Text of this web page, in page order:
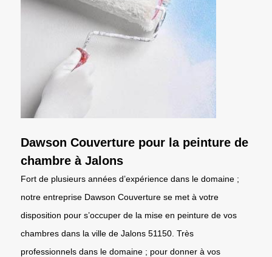
Dawson Couverture pour la peinture de
chambre à Jalons
Fort de plusieurs années d’expérience dans le domaine ;
notre entreprise Dawson Couverture se met à votre
disposition pour s’occuper de la mise en peinture de vos
chambres dans la ville de Jalons 51150. Très
professionnels dans le domaine ; pour donner à vos